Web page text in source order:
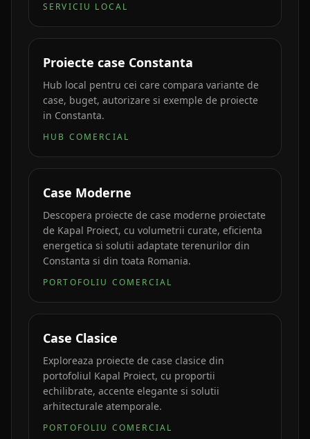
SERVICIU LOCAL
Proiecte case Constanta
Hub local pentru cei care compara variante de
case, buget, autorizare si exemple de proiecte
in Constanta.
HUB COMERCIAL
Case Moderne
Descopera proiecte de case moderne proiectate
de Kapal Proiect, cu volumetrii curate, eficienta
energetica si solutii adaptate terenurilor din
Constanta si din toata Romania.
PORTOFOLIU COMERCIAL
Case Clasice
Exploreaza proiecte de case clasice din
portofoliul Kapal Proiect, cu proportii
echilibrate, accente elegante si solutii
arhitecturale atemporale.
PORTOFOLIU COMERCIAL